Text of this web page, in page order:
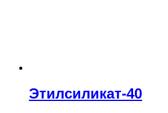
Этилсиликат-40